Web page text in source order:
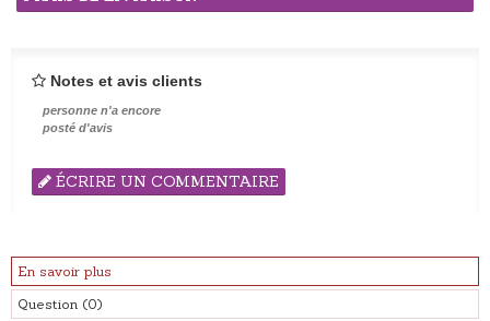
Notes et avis clients
personne n'a encore
posté d'avis
ÉCRIRE UN COMMENTAIRE
En savoir plus
Question (0)